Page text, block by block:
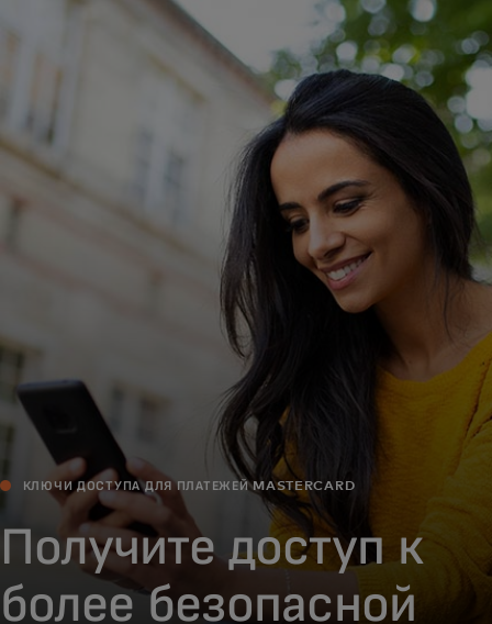
Для всего мира
Новости и тренды
КЛЮЧИ ДОСТУПА ДЛЯ ПЛАТЕЖЕЙ MASTERCARD
Получите доступ к
более безопасной